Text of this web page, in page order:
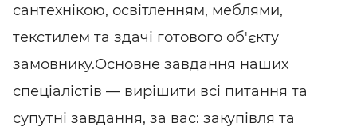
сантехнікою, освітленням, меблями,
текстилем та здачі готового об'єкту
замовнику.Основне завдання наших
спеціалістів — вирішити всі питання та
супутні завдання, за вас: закупівля та